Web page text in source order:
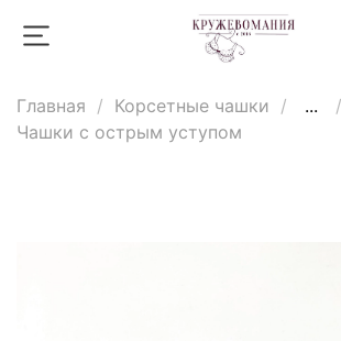
Главная Корсетные чашки
...
Чашки с острым уступом